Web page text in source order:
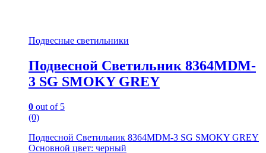
Подвесные светильники
Подвесной Светильник 8364MDM-
3 SG SMOKY GREY
0 out of 5
(0)
Подвесной Светильник 8364MDM-3 SG SMOKY GREY
Основной цвет: черный